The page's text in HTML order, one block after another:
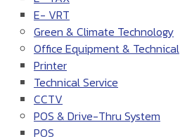
E- VRT
Green & Climate Technology
Office Equipment & Technical
Printer
Technical Service
CCTV
POS & Drive-Thru System
POS